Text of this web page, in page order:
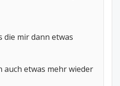
die mir dann etwas
auch etwas mehr wieder